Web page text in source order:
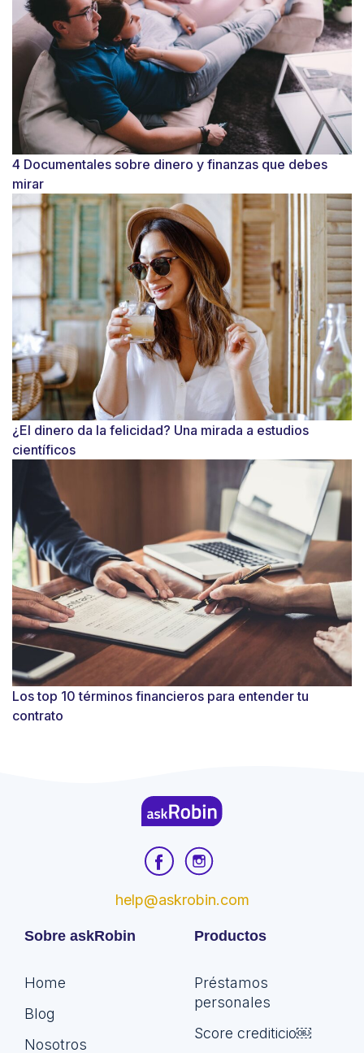
4 Documentales sobre dinero y finanzas que debes
mirar
¿El dinero da la felicidad? Una mirada a estudios
científicos
Los top 10 términos financieros para entender tu
contrato
Sobre askRobin
Home
Blog
Nosotros
Productos
Préstamos
personales
Score crediticio￼
help@askrobin.com